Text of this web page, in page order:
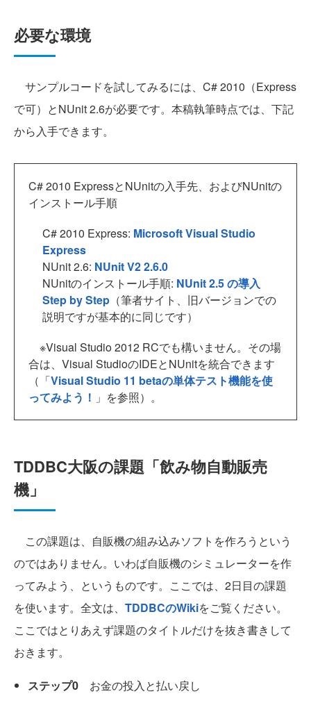
必要な環境
サンプルコードを試してみるには、C# 2010（Express
で可）とNUnit 2.6が必要です。本稿執筆時点では、下記
から入手できます。
C# 2010 ExpressとNUnitの入手先、およびNUnitの
インストール手順
C# 2010 Express: Microsoft Visual Studio
Express
NUnit 2.6: NUnit V2 2.6.0
NUnitのインストール手順: NUnit 2.5 の導入
Step by Step （筆者サイト、旧バージョンでの
説明ですが基本的に同じです）
※Visual Studio 2012 RCでも構いません。その場
合は、Visual StudioのIDEとNUnitを統合できます
（「Visual Studio 11 betaの単体テスト機能を使
ってみよう！ 」を参照）。
TDDBC大阪の課題「飲み物自動販売
機」
この課題は、自販機の組み込みソフトを作ろうという
のではありません。いわば自販機のシミュレーターを作
ってみよう、というものです。ここでは、2日目の課題
を使います。全文は、 TDDBCのWikiをご覧ください。
ここではとりあえず課題のタイトルだけを抜き書きして
おきます。
ステップ0 お金の投入と払い戻し